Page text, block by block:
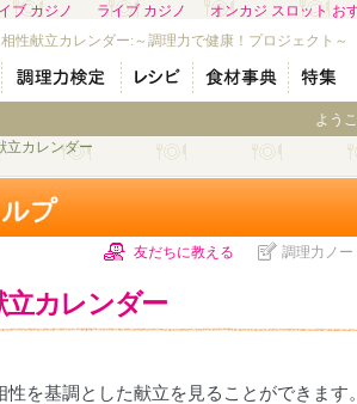
ブ カジノ ライブ カジノ
オンカジ スロット お
相性献立カレンダー:～調理力で健康！プロジェクト～
よう
立カレンダー
友だちに教える 調理力ノー
立カレンダー
性を基調とした献立を見ることができます